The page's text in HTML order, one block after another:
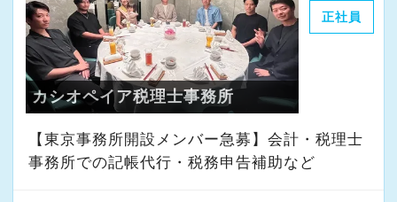
正社員
カシオペイア税理士事務所
【東京事務所開設メンバー急募】会計・税理士
事務所での記帳代行・税務申告補助など